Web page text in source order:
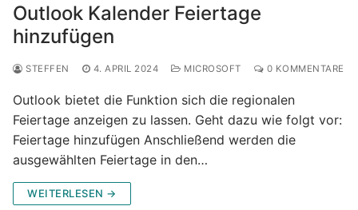
Outlook Kalender Feiertage
hinzufügen
STEFFEN 4. APRIL 2024 MICROSOFT 0 KOMMENTARE
Outlook bietet die Funktion sich die regionalen
Feiertage anzeigen zu lassen. Geht dazu wie folgt vor:
Feiertage hinzufügen Anschließend werden die
ausgewählten Feiertage in den…
WEITERLESEN →